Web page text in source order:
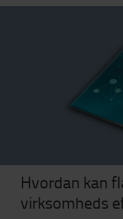
Hvordan kan
virksomheds